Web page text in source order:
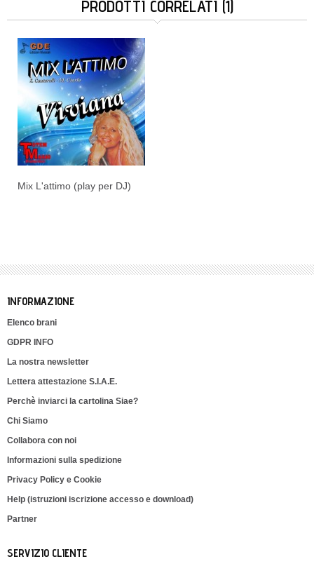
PRODOTTI CORRELATI (1)
Mix L'attimo (play per DJ)
INFORMAZIONE
Elenco brani
GDPR INFO
La nostra newsletter
Lettera attestazione S.I.A.E.
Perchè inviarci la cartolina Siae?
Chi Siamo
Collabora con noi
Informazioni sulla spedizione
Privacy Policy e Cookie
Help (istruzioni iscrizione accesso e download)
Partner
SERVIZIO CLIENTE